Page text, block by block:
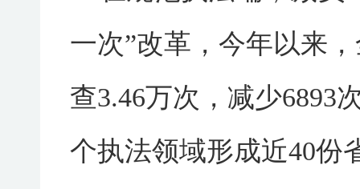
一次”改革，今年以来
查3.46万次，减少6893
个执法领域形成近40份